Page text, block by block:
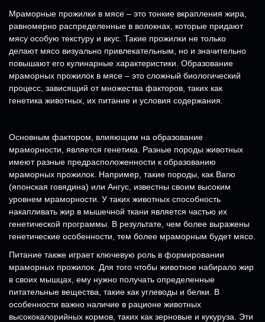
Мраморные прожилки в мясе – это тонкие вкрапления жира,
равномерно распределенные в волокнах, которые придают
мясу особую текстуру и вкус. Такие прожилки не только
делают мясо визуально привлекательным, но и значительно
повышают его кулинарные характеристики. Образование
мраморных прожилок в мясе – это сложный биологический
процесс, зависящий от множества факторов, таких как
генетика животных, их питание и условия содержания.
Основным фактором, влияющим на образование
мраморности, является генетика. Разные породы животных
имеют разные предрасположенности к образованию
мраморных прожилок. Например, такие породы, как Вагю
(японская говядина) или Ангус, известны своим высоким
уровнем мраморности. У таких животных способность
накапливать жир в мышечной ткани является частью их
генетической программы. В результате, чем более выражены
генетические особенности, тем более мраморным будет мясо.
Питание также играет ключевую роль в формировании
мраморных прожилок. Для того чтобы животное набирало жир
в своих мышцах, ему нужно получать определенные
питательные вещества, такие как углеводы и белки. В
особенности важно наличие в рационе животных
высококалорийных кормов, таких как зерновые и кукуруза. Эти